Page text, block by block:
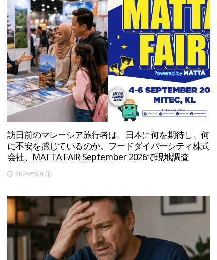
訪日前のマレーシア旅行者は、日本に何を期待し、何
に不安を感じているのか。フードダイバーシティ株式
会社、MATTA FAIR September 2026で現地調査
2026年8月7日